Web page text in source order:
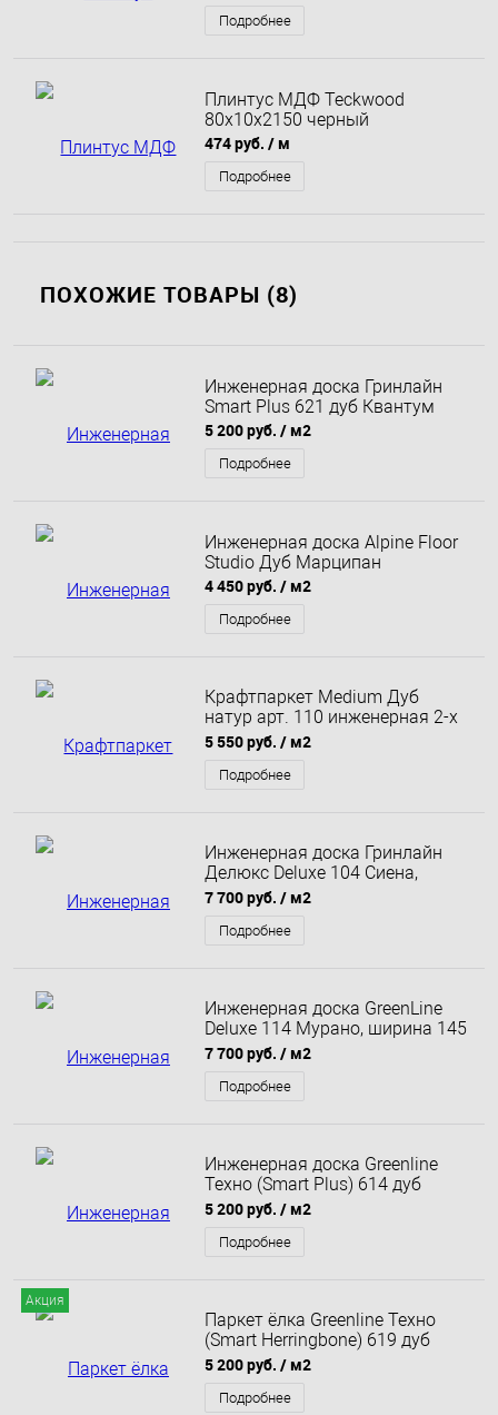
Подробнее
Плинтус МДФ Teckwood
80х10х2150 черный
474 руб. / м
Подробнее
ПОХОЖИЕ ТОВАРЫ (8)
Инженерная доска Гринлайн
Smart Plus 621 дуб Квантум
5 200 руб. / м2
Подробнее
Инженерная доска Alpine Floor
Studio Дуб Марципан
4 450 руб. / м2
Подробнее
Крафтпаркет Medium Дуб
натур арт. 110 инженерная 2-х
слойная доска замковое
соединение 920х125х13.5 мм
5 550 руб. / м2
Подробнее
Инженерная доска Гринлайн
Делюкс Deluxe 104 Сиена,
ширина 145 мм
7 700 руб. / м2
Подробнее
Инженерная доска GreenLine
Deluxe 114 Мурано, ширина 145
мм
7 700 руб. / м2
Подробнее
Инженерная доска Greenline
Техно (Smart Plus) 614 дуб
латте
5 200 руб. / м2
Подробнее
Акция
Паркет ёлка Greenline Техно
(Smart Herringbone) 619 дуб
арабеск
5 200 руб. / м2
Подробнее